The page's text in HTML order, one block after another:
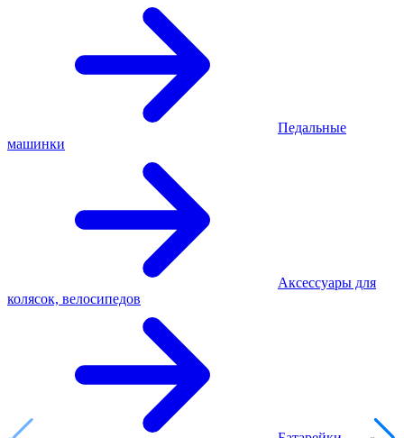
Педальные
машинки
Аксессуары для
колясок, велосипедов